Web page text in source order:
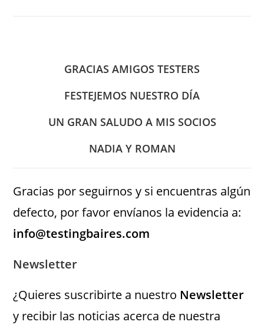
GRACIAS AMIGOS TESTERS
FESTEJEMOS NUESTRO DÍA
UN GRAN SALUDO A MIS SOCIOS
NADIA Y ROMAN
Gracias por seguirnos y si encuentras algún
defecto, por favor envíanos la evidencia a:
info@testingbaires.com
Newsletter
¿Quieres suscribirte a nuestro Newsletter
y recibir las noticias acerca de nuestra